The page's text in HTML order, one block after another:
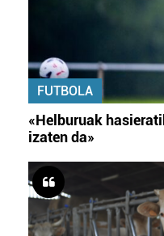
duten interes legitimoa
Lortu zure datu
buruzko informazio
zure baimena Cookieen
Webgune honek cookie
fitxategiak erabiltzen
zerbitzuak hobetzeko
baliatzen gara. Ohar
FUTBOLA
«Helburuak
izaten da»